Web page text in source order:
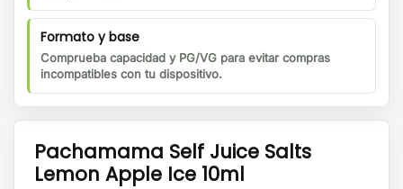
Formato y base
Comprueba capacidad y PG/VG para evitar compras
incompatibles con tu dispositivo.
Pachamama Self Juice Salts
Lemon Apple Ice 10ml